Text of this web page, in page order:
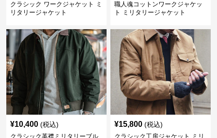
クラシック ワークジャケット ミ
リタリージャケット
職人魂コットンワークジャケッ
ト ミリタリージャケット
¥10,400 (税込)
クラシック革襟ミリタリーブル
¥15,800 (税込)
クラシック工房ジャケット ミリ